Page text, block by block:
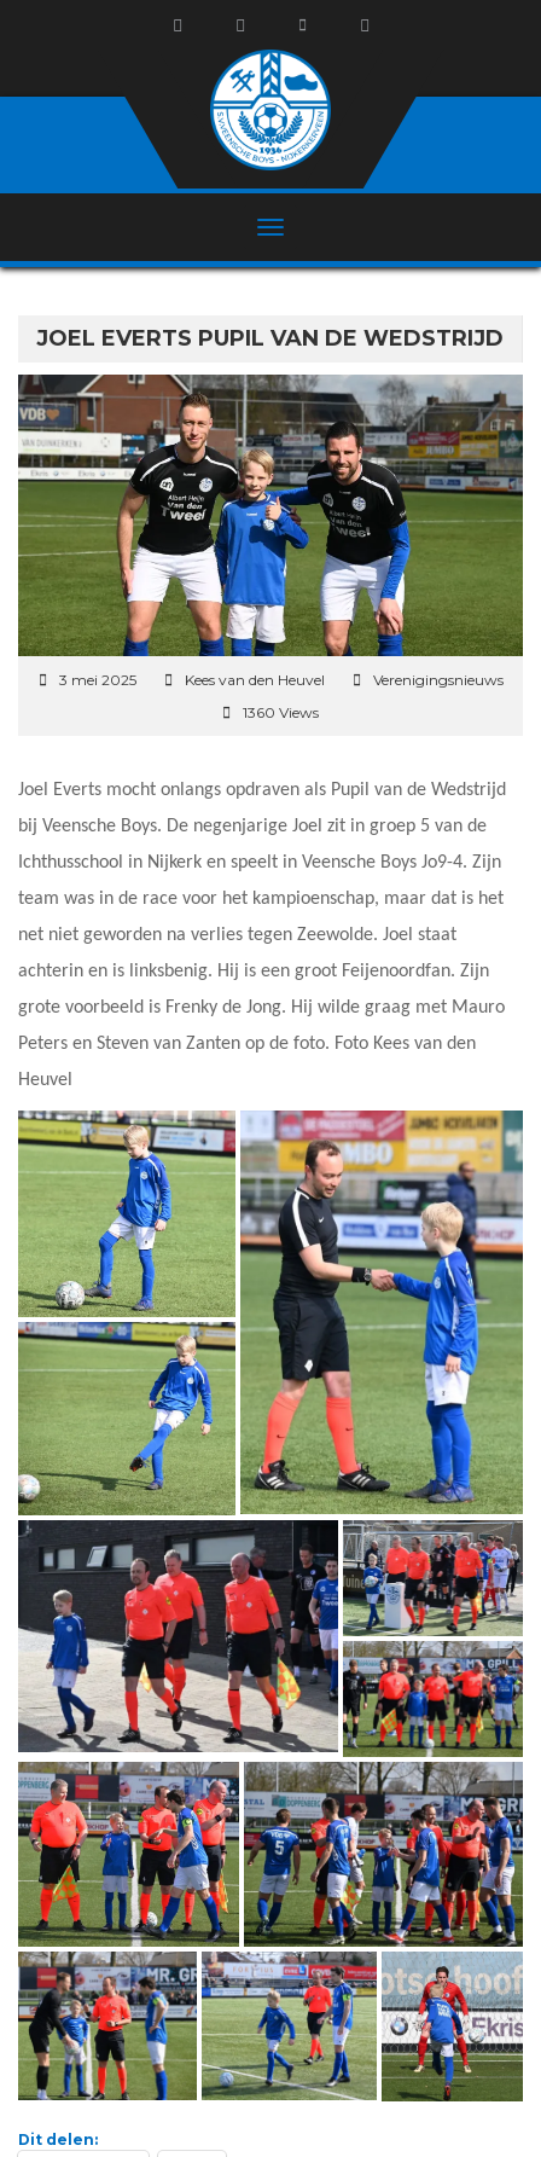
JOEL EVERTS PUPIL VAN DE WEDSTRIJD
3 mei 2025 Kees van den Heuvel
Verenigingsnieuws
1360 Views
Joel Everts mocht onlangs opdraven als Pupil van de Wedstrijd
bij Veensche Boys. De negenjarige Joel zit in groep 5 van de
Ichthusschool in Nijkerk en speelt in Veensche Boys Jo9-4. Zijn
team was in de race voor het kampioenschap, maar dat is het
net niet geworden na verlies tegen Zeewolde. Joel staat
achterin en is linksbenig. Hij is een groot Feijenoordfan. Zijn
grote voorbeeld is Frenky de Jong. Hij wilde graag met Mauro
Peters en Steven van Zanten op de foto. Foto Kees van den
Heuvel
Dit delen: